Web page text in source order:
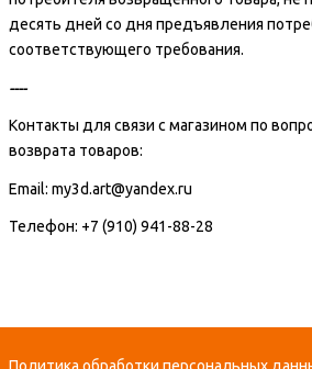
десять дней со дня предъявления
соответствующего требования.
----
Контакты для связи с магазином по
возврата товаров:
Email: my3d.art@yandex.ru
Телефон: +7 (910) 941-88-28